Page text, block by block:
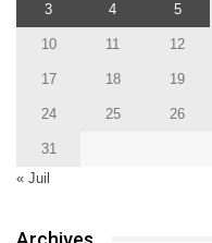
3 4 5
10 11 12
17 18 19
24 25 26
31
« Juil